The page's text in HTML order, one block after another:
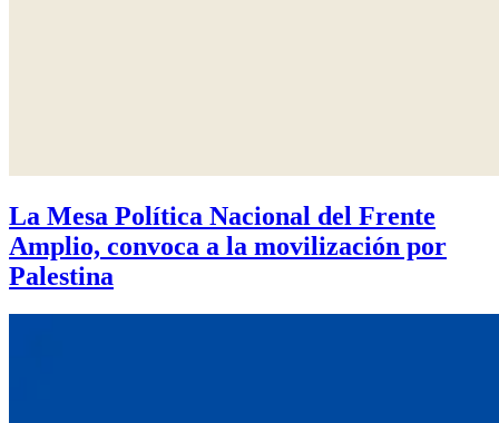
La Mesa Política Nacional del Frente
Amplio, convoca a la movilización por
Palestina